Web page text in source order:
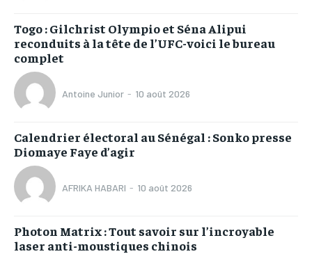
Togo : Gilchrist Olympio et Séna Alipui
reconduits à la tête de l’UFC-voici le bureau
complet
Antoine Junior - 10 août 2026
Calendrier électoral au Sénégal : Sonko presse
Diomaye Faye d’agir
AFRIKA HABARI - 10 août 2026
Photon Matrix : Tout savoir sur l’incroyable
laser anti-moustiques chinois